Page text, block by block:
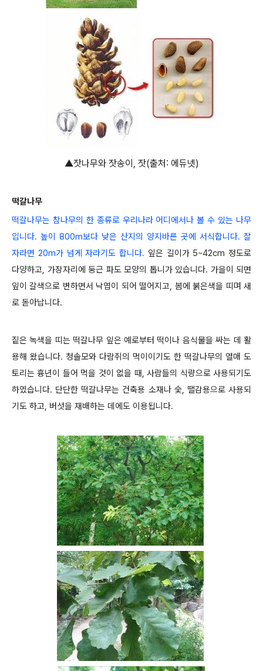
▲잣나무와 잣송이, 잣(출처: 에듀넷)
떡갈나무
떡갈나무는 참나무의 한 종류로 우리나라 어디에서나 볼 수 있는 나무
입니다. 높이 800m보다 낮은 산지의 양지바른 곳에 서식합니다. 잘
자라면 20m가 넘게 자라기도 합니다. 잎은 길이가 5~42cm 정도로
다양하고, 가장자리에 둥근 파도 모양의 톱니가 있습니다. 가을이 되면
잎이 갈색으로 변하면서 낙엽이 되어 떨어지고, 봄에 붉은색을 띠며 새
로 돋아납니다.
짙은 녹색을 띠는 떡갈나무 잎은 예로부터 떡이나 음식물을 싸는 데 활
용해 왔습니다. 청솔모와 다람쥐의 먹이이기도 한 떡갈나무의 열매 도
토리는 흉년이 들어 먹을 것이 없을 때, 사람들의 식량으로 사용되기도
하였습니다. 단단한 떡갈나무는 건축용 소재나 숯, 땔감용으로 사용되
기도 하고, 버섯을 재배하는 데에도 이용됩니다.